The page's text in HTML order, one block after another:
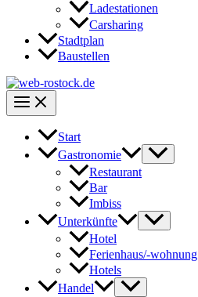
Ladestationen
Carsharing
Stadtplan
Baustellen
Start
Gastronomie
Restaurant
Bar
Imbiss
Unterkünfte
Hotel
Ferienhaus/-wohnung
Hotels
Handel